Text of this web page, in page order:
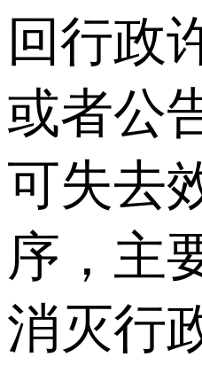
回行政
或者公
可失去
序，主
消灭行